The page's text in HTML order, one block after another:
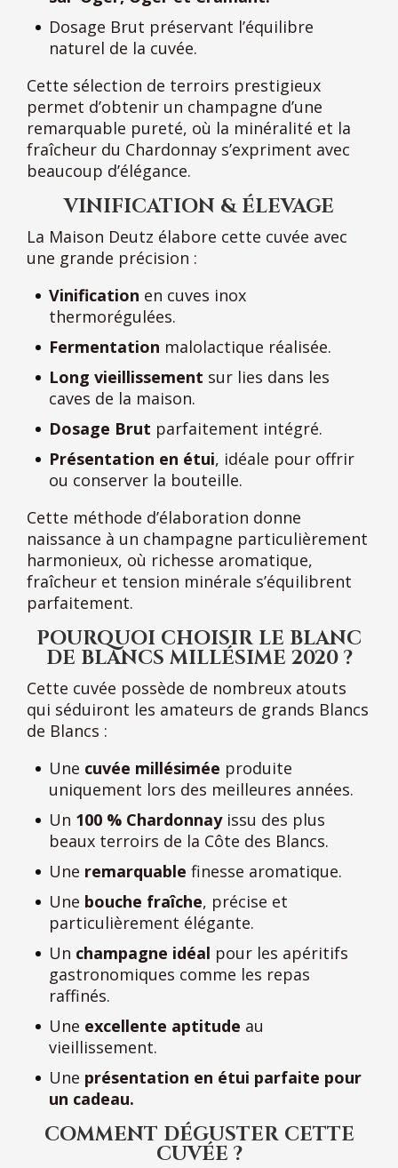
Dosage Brut préservant l’équilibre
naturel de la cuvée.
Cette sélection de terroirs prestigieux
permet d’obtenir un champagne d’une
remarquable pureté, où la minéralité et la
fraîcheur du Chardonnay s’expriment avec
beaucoup d’élégance.
VINIFICATION & ÉLEVAGE
La Maison Deutz élabore cette cuvée avec
une grande précision :
Vinification en cuves inox
thermorégulées.
Fermentation malolactique réalisée.
Long vieillissement sur lies dans les
caves de la maison.
Dosage Brut parfaitement intégré.
Présentation en étui, idéale pour offrir
ou conserver la bouteille.
Cette méthode d’élaboration donne
naissance à un champagne particulièrement
harmonieux, où richesse aromatique,
fraîcheur et tension minérale s’équilibrent
parfaitement.
POURQUOI CHOISIR LE BLANC
DE BLANCS MILLÉSIME 2020 ?
Cette cuvée possède de nombreux atouts
qui séduiront les amateurs de grands Blancs
de Blancs :
Une cuvée millésimée produite
uniquement lors des meilleures années.
Un 100 % Chardonnayissu des plus
beaux terroirs de la Côte des Blancs.
Une remarquable finesse aromatique.
Une bouche fraîche, précise et
particulièrement élégante.
Un champagne idéal pour les apéritifs
gastronomiques comme les repas
raffinés.
Une excellente aptitude au
vieillissement.
Une présentation en étui parfaite pour
un cadeau.
COMMENT DÉGUSTER CETTE
CUVÉE ?